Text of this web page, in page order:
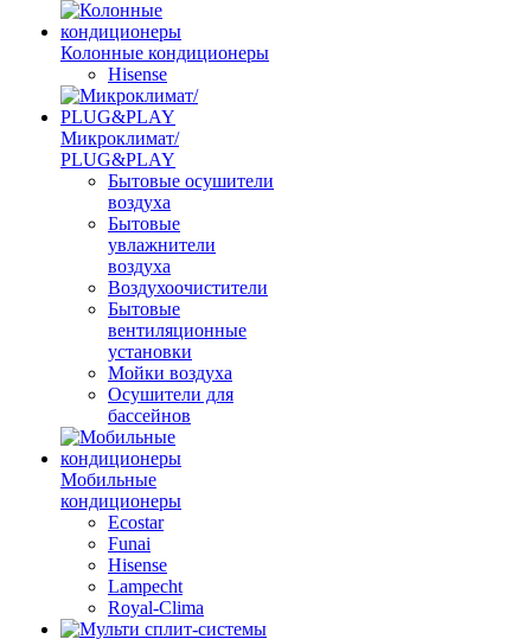
Колонные кондиционеры
Hisense
Микроклимат/
PLUG&PLAY
Бытовые осушители
воздуха
Бытовые
увлажнители
воздуха
Воздухоочистители
Бытовые
вентиляционные
установки
Мойки воздуха
Осушители для
бассейнов
Мобильные
кондиционеры
Ecostar
Funai
Hisense
Lampecht
Royal-Clima